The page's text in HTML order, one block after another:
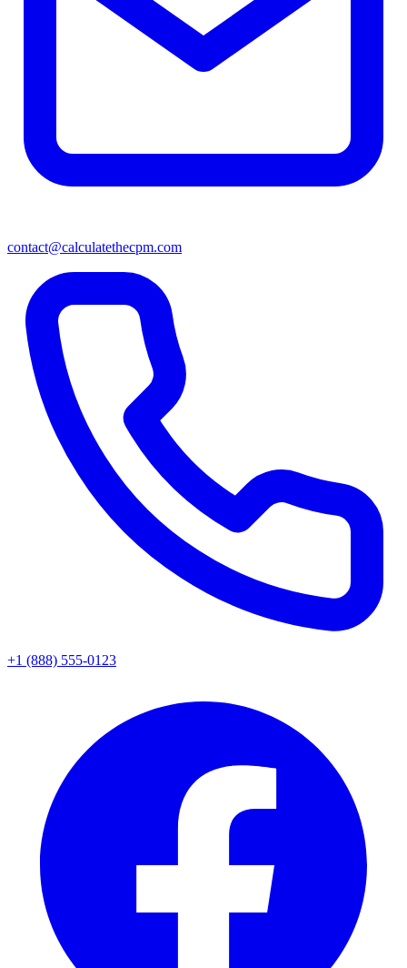
contact@calculatethecpm.com
+1 (888) 555-0123